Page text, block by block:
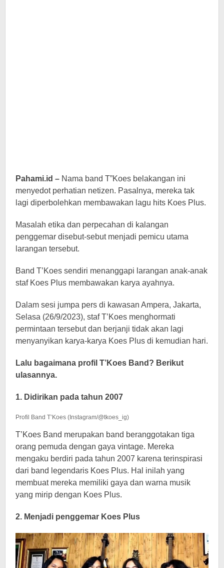
Pahami.id – Nama band T”Koes belakangan ini
menyedot perhatian netizen. Pasalnya, mereka tak
lagi diperbolehkan membawakan lagu hits Koes Plus.
Masalah etika dan perpecahan di kalangan
penggemar disebut-sebut menjadi pemicu utama
larangan tersebut.
Band T’Koes sendiri menanggapi larangan anak-anak
staf Koes Plus membawakan karya ayahnya.
Dalam sesi jumpa pers di kawasan Ampera, Jakarta,
Selasa (26/9/2023), staf T’Koes menghormati
permintaan tersebut dan berjanji tidak akan lagi
menyanyikan karya-karya Koes Plus di kemudian hari.
Lalu bagaimana profil T’Koes Band? Berikut
ulasannya.
1. Didirikan pada tahun 2007
Profil Band T’Koes (Instagram/@tkoes_ig)
T’Koes Band merupakan band beranggotakan tiga
orang pemuda dengan gaya vintage. Mereka
mengaku berdiri pada tahun 2007 karena terinspirasi
dari band legendaris Koes Plus. Hal inilah yang
membuat mereka memiliki gaya dan warna musik
yang mirip dengan Koes Plus.
2. Menjadi penggemar Koes Plus